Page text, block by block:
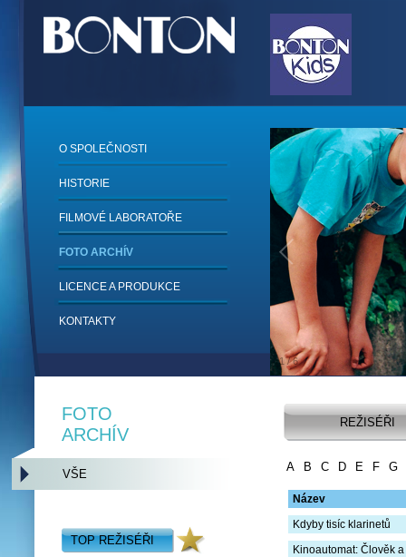
1/6
O SPOLEČNOSTI
HISTORIE
FILMOVÉ LABORATOŘE
FOTO ARCHÍV
LICENCE A PRODUKCE
KONTAKTY
REŽISÉŘI
A B C D E F G
Název
Kdyby tisíc klarinetů
Kinoautomat: Člověk
FOTO
ARCHÍV
VŠE
TOP REŽISÉŘI